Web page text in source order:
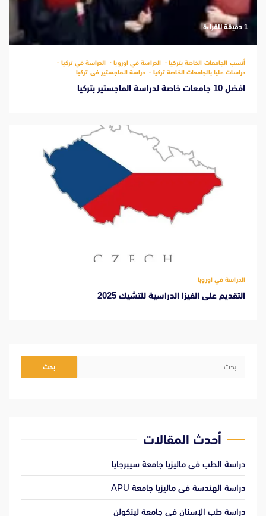
‫1 دقيقة للقراءة
أنسب الجامعات الخاصة بتركيا الدراسة في اوروبا
الدراسة في تركيا
دراسات عليا بالجامعات الخاصة تركيا
دراسة الماجستير فى تركيا
افضل 10 جامعات خاصة لدراسة الماجستير بتركيا
الدراسة في اوروبا
التقديم على الفيزا الدراسية للتشيك 2025
البحث
أحدث المقالات
دراسة الطب فى ماليزيا جامعة سيبرجايا
دراسة الهندسة فى ماليزيا جامعة APU
دراسة طب الإسنان فى جامعة لينكولن